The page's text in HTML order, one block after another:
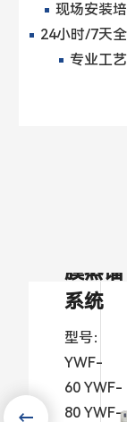
现场安装
24小时/7天
专业工
膜蒸馏
系统
型号：
YWF-
60 YWF-
80 YWF-